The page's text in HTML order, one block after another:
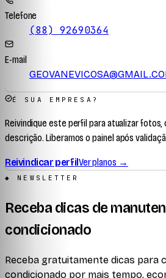
Telefone
(88) 92690364
E-mail
É SUA EMPRESA?
Reivindique este perfil para atualizar
descrição. Liberamos o painel após
Reivindicar perfilVer planos →
◆ NEWSLETTER
Receba dicas de
condicionado
Receba gratuitamente dicas para
condicionado por mais tempo,